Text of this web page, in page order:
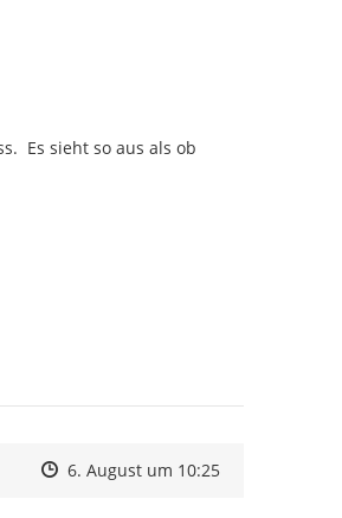
Es sieht so aus als ob
Zeitpunkt des Erstellens
Zeitpunkt des Erstellens
6. August um 10:25Zur Äußerung